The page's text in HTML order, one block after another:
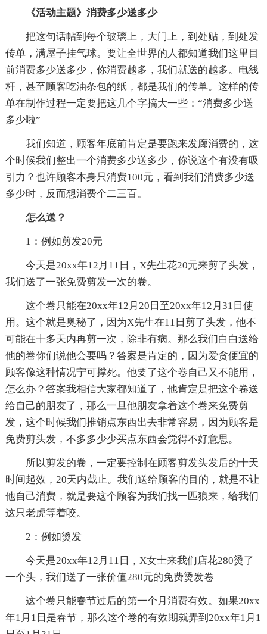
《活动主题》消费多少送多少
把这句话帖到每个玻璃上，大门上，到处贴，到处发
传单，满屋子挂气球。要让全世界的人都知道我们这里目
前消费多少送多少，你消费越多，我们就送的越多。电线
杆，甚至顾客吃油条包的纸，都是我们的传单。这样的传
单在制作过程一定要把这几个字搞大一些：“消费多少送
多少啦”
我们知道，顾客年底前肯定是要跑来发廊消费的，这
个时候我们整出一个消费多少送多少，你说这个有没有吸
引力？也许顾客本身只消费100元，看到我们消费多少送
多少时，反而想消费个二三百。
怎么送？
1：例如剪发20元
今天是20xx年12月11日，X先生花20元来剪了头发，
我们送了一张免费剪发一次的卷。
这个卷只能在20xx年12月20日至20xx年12月31日使
用。这个就是奥秘了，因为X先生在11日剪了头发，他不
可能在十多天内再剪一次，除非有病。那么我们白白送给
他的卷你们说他会要吗？答案是肯定的，因为爱贪便宜的
顾客像这种情况宁可撑死。他要了这个卷自己又不能用，
怎么办？答案我相信大家都知道了，他肯定是把这个卷送
给自己的朋友了，那么一旦他朋友拿着这个卷来免费剪
发，这个时候我们推销点东西出去非常容易，因为顾客是
免费剪头发，不多多少少买点东西会觉得不好意思。
所以剪发的卷，一定要控制在顾客剪发头发后的十天
时间起效，20天内截止。我们送给顾客的目的，就是不让
他自己消费，就是要这个顾客为我们找一匹狼来，给我们
这只老虎等着咬。
2：例如烫发
今天是20xx年12月11日，X女士来我们店花280烫了
一个头，我们送了一张价值280元的免费烫发卷
这个卷只能春节过后的第一个月消费有效。如果20xx
年1月1日是春节，那么这个卷的有效期就弄到20xx年1月1